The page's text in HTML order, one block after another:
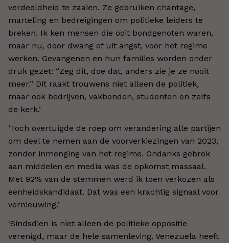
verdeeldheid te zaaien. Ze gebruiken chantage,
marteling en bedreigingen om politieke leiders te
breken. Ik ken mensen die ooit bondgenoten waren,
maar nu, door dwang of uit angst, voor het regime
werken. Gevangenen en hun families worden onder
druk gezet: “Zeg dit, doe dat, anders zie je ze nooit
meer.” Dit raakt trouwens niet alleen de politiek,
maar ook bedrijven, vakbonden, studenten en zelfs
de kerk.’
‘Toch overtuigde de roep om verandering alle partijen
om deel te nemen aan de voorverkiezingen van 2023,
zonder inmenging van het regime. Ondanks gebrek
aan middelen en media was de opkomst massaal.
Met 92% van de stemmen werd ik toen verkozen als
eenheidskandidaat. Dat was een krachtig signaal voor
vernieuwing.’
‘Sindsdien is niet alleen de politieke oppositie
verenigd, maar de hele samenleving. Venezuela heeft